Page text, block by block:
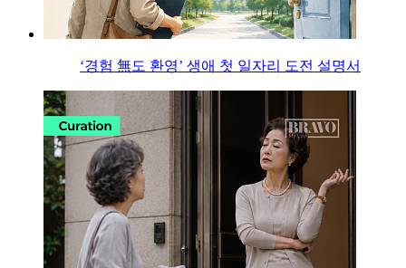
‘경험 無도 환영’ 생애 첫 일자리 도전 설명서